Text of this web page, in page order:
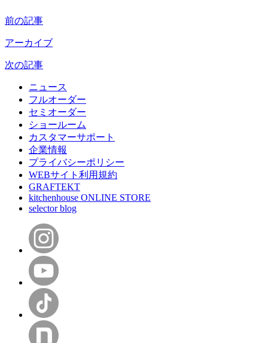
前の記事
アーカイブ
次の記事
ニュース
フルオーダー
セミオーダー
ショールーム
カスタマーサポート
企業情報
プライバシーポリシー
WEBサイト利用規約
GRAFTEKT
kitchenhouse ONLINE STORE
selector blog